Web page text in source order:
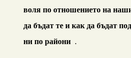
воля по отношението на
да бъдат те и как да бъдат
ни по райони .